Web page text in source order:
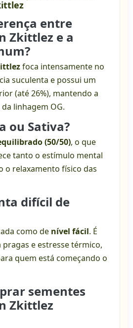
entre
Zkittlez e a
foca intensamente no
suculenta e possui um
(até 26%), mantendo a
linhagem OG.
ou Sativa?
(50/50), o que
tanto o estímulo mental
o relaxamento físico das
difícil de
como de nível fácil. É
e estresse térmico,
quem está começando o
sementes
Zkittlez